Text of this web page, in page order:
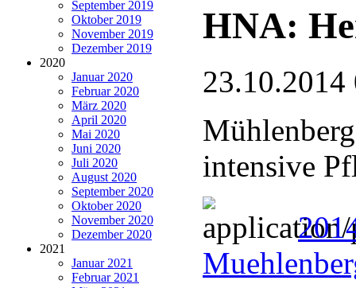
September 2019
Oktober 2019
November 2019
Dezember 2019
2020
Januar 2020
Februar 2020
März 2020
April 2020
Mai 2020
Juni 2020
Juli 2020
August 2020
September 2020
Oktober 2020
November 2020
Dezember 2020
2021
Januar 2021
Februar 2021
HNA:
23.10.2014
intensive